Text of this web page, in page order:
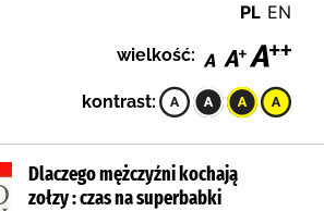
PL EN
wielkość:
kontrast:
Dlaczego mężczyźni kochają
zołzy : czas na superbabki